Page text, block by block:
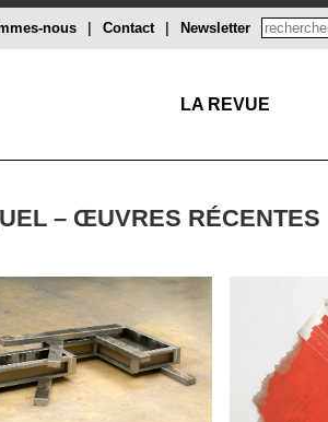
Newsletter
Contact
nous
LA REVUE
– ŒUVRES RÉCENTES